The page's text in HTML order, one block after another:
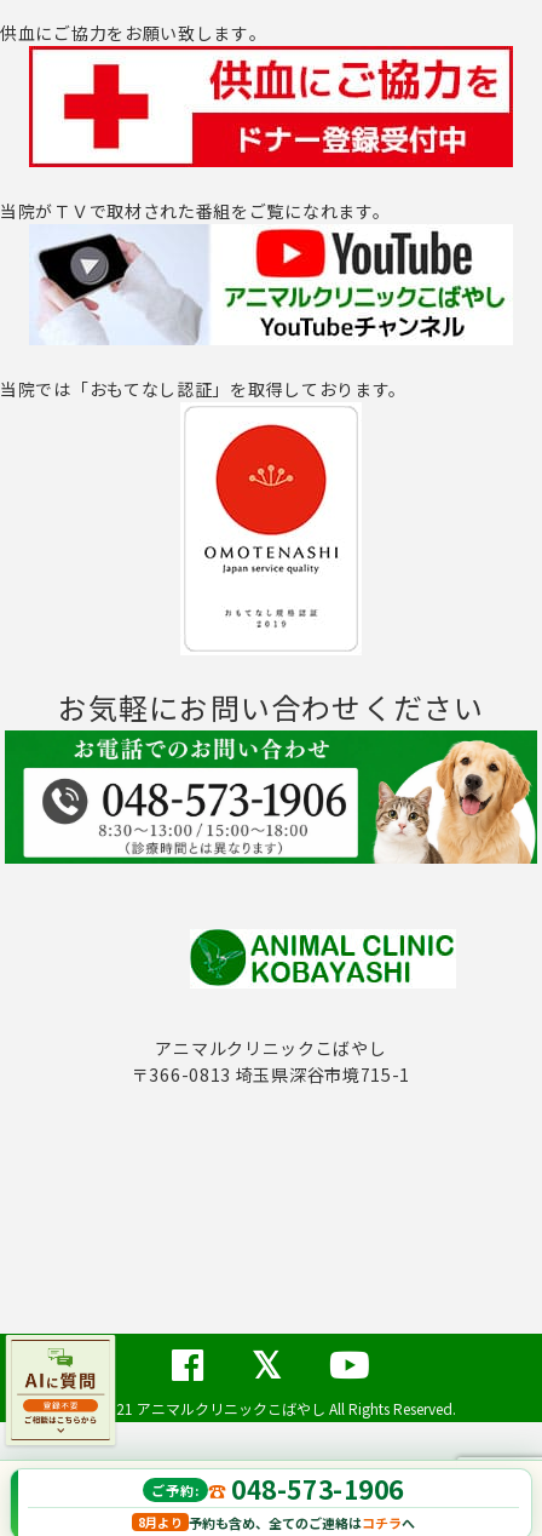
供血にご協力をお願い致します｡
当院がＴＶで取材された番組をご覧になれます。
当院では「おもてなし認証」を取得しております。
お気軽にお問い合わせください
アニマルクリニックこばやし
〒366-0813 埼玉県深谷市境715-1
©2021 アニマルクリニックこばやし All Rights Reserved.
ご予約: 048-573-1906
8月より 予約も含め、全てのご連絡はコチラへ